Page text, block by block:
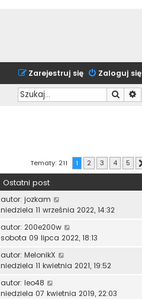
Zaloguj się
Zarejestruj się
Szukaj
Tematy: 211 1 2 3 4 5
Ostatni post
autor: jozkam
niedziela 11 września 2022, 14:32
autor: 200e200w
sobota 09 lipca 2022, 18:13
autor: MelonikX
niedziela 11 kwietnia 2021, 19:52
autor: leo48
niedziela 07 kwietnia 2019, 22:03